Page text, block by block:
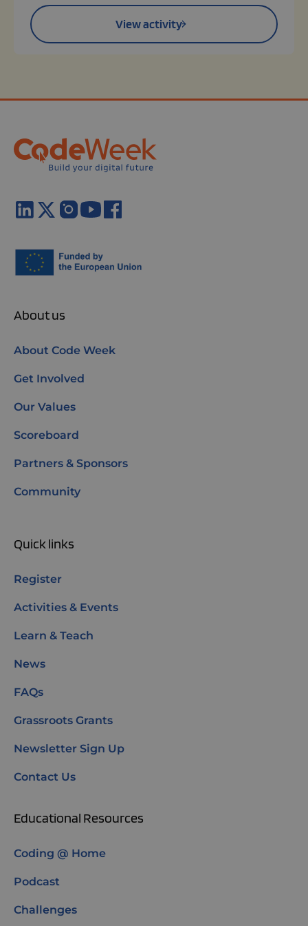
View activity
About us
About Code Week
Get Involved
Our Values
Scoreboard
Partners & Sponsors
Community
Quick links
Register
Activities & Events
Learn & Teach
News
FAQs
Grassroots Grants
Newsletter Sign Up
Contact Us
Educational Resources
Coding @ Home
Podcast
Challenges